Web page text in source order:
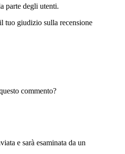
parte degli utenti.
tuo giudizio sulla recensione
commento?
e sarà esaminata da un